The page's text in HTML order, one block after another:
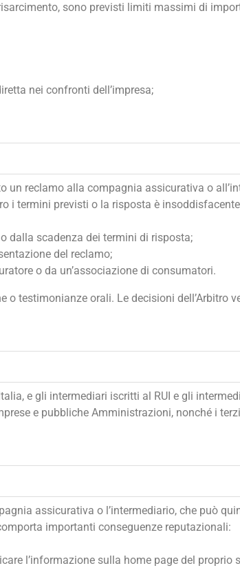
sono previsti limiti massimi di
nei confronti dell’impresa;
un reclamo alla compagnia assicurativa o
i termini previsti o la risposta è
dalla scadenza dei termini di risposta;
del reclamo;
o da un’associazione di consumatori.
testimonianze orali. Le decisioni dell’Arbitro
e gli intermediari iscritti al RUI e gli
e pubbliche Amministrazioni, nonché i
assicurativa o l’intermediario, che può
importanti conseguenze reputazionali:
l’informazione sulla home page del proprio